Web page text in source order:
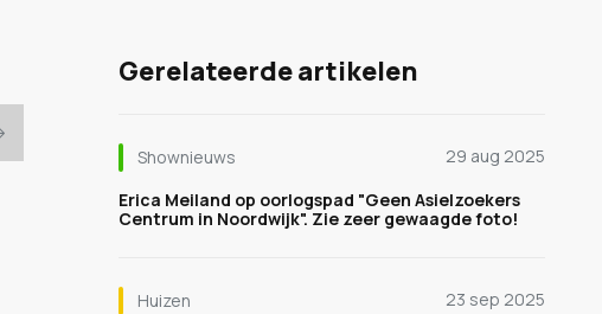
Gerelateerde artikelen
Shownieuws
29 aug 2025
Erica Meiland op oorlogspad "Geen Asielzoekers
Centrum in Noordwijk". Zie zeer gewaagde foto!
Huizen
23 sep 2025